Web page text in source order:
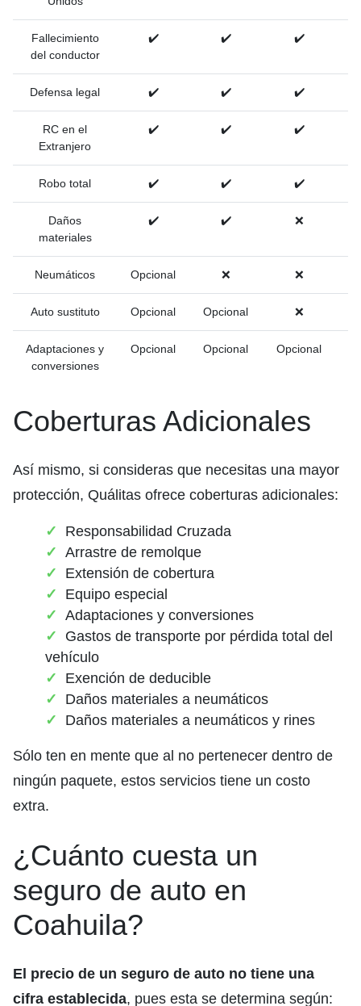
Fallecimiento
del conductor
✔️ ✔️ ✔️
Defensa legal ✔️ ✔️ ✔️
RC en el
Extranjero
✔️ ✔️ ✔️
Robo total ✔️ ✔️ ✔️
Daños
materiales
✔️ ✔️ ❌
Neumáticos Opcional ❌ ❌
Auto sustituto Opcional Opcional ❌
Adaptaciones y
conversiones
Opcional Opcional Opcional
Coberturas Adicionales
Así mismo, si consideras que necesitas una mayor
protección, Quálitas ofrece coberturas adicionales:
Responsabilidad Cruzada
Arrastre de remolque
Extensión de cobertura
Equipo especial
Adaptaciones y conversiones
Gastos de transporte por pérdida total del
vehículo
Exención de deducible
Daños materiales a neumáticos
Daños materiales a neumáticos y rines
Sólo ten en mente que al no pertenecer dentro de
ningún paquete, estos servicios tiene un costo
extra.
¿Cuánto cuesta un
seguro de auto en
Coahuila?
El precio de un seguro de auto no tiene una
cifra establecida, pues esta se determina según: